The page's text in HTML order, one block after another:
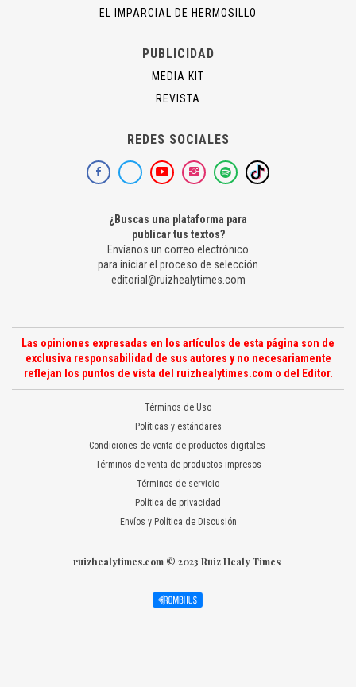
EL IMPARCIAL DE HERMOSILLO
PUBLICIDAD
MEDIA KIT
REVISTA
REDES SOCIALES
¿Buscas una plataforma para
publicar tus textos?
Envíanos un correo electrónico
para iniciar el proceso de selección
editorial@ruizhealytimes.com
Las opiniones expresadas en los artículos de esta página son de
exclusiva responsabilidad de sus autores y no necesariamente
reflejan los puntos de vista del ruizhealytimes.com o del Editor.
Términos de Uso
Políticas y estándares
Condiciones de venta de productos digitales
Términos de venta de productos impresos
Términos de servicio
Política de privacidad
Envíos y Política de Discusión
ruizhealytimes.com © 2023 Ruiz Healy Times